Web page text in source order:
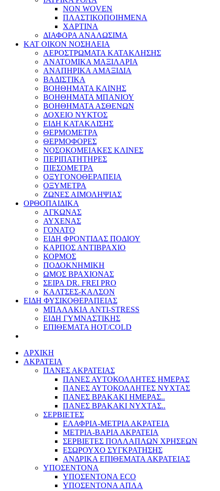
NON WOVEN
ΠΛΑΣΤΙΚΟΠΟΙΗΜΕΝΑ
ΧΑΡΤΙΝΑ
ΔΙΑΦΟΡΑ ΑΝΑΛΩΣΙΜΑ
ΚΑΤ ΟΙΚΟΝ ΝΟΣΗΛΕΙΑ
ΑΕΡΟΣΤΡΩΜΑΤΑ ΚΑΤΑΚΛΗΣΗΣ
ΑΝΑΤΟΜΙΚΑ ΜΑΞΙΛΑΡΙΑ
ΑΝΑΠΗΡΙΚΑ ΑΜΑΞΙΔΙΑ
ΒΑΔΙΣΤΙΚΑ
ΒΟΗΘΗΜΑΤΑ ΚΛΙΝΗΣ
ΒΟΗΘΗΜΑΤΑ ΜΠΑΝΙΟΥ
ΒΟΗΘΗΜΑΤΑ ΑΣΘΕΝΩΝ
ΔΟΧΕΙΟ ΝΥΚΤΟΣ
ΕΙΔΗ ΚΑΤΑΚΛΙΣΗΣ
ΘΕΡΜΟΜΕΤΡΑ
ΘΕΡΜΟΦΟΡΕΣ
ΝΟΣΟΚΟΜΕΙΑΚΕΣ ΚΛΙΝΕΣ
ΠΕΡΙΠΑΤΗΤΗΡΕΣ
ΠΙΕΣΟΜΕΤΡΑ
ΟΞΥΓΟΝΟΘΕΡΑΠΕΙΑ
ΟΞΥΜΕΤΡΑ
ΖΩΝΕΣ ΑΙΜΟΛΗΨΙΑΣ
ΟΡΘΟΠΑΙΔΙΚΑ
ΑΓΚΩΝΑΣ
ΑΥΧΕΝΑΣ
ΓΟΝΑΤΟ
ΕΙΔΗ ΦΡΟΝΤΙΔΑΣ ΠΟΔΙΟΥ
ΚΑΡΠΟΣ ΑΝΤΙΒΡΑΧΙΟ
ΚΟΡΜΟΣ
ΠΟΔΟΚΝΗΜΙΚΗ
ΩΜΟΣ ΒΡΑΧΙΟΝΑΣ
ΣΕΙΡΑ DR. FREI PRO
ΚΑΛΤΣΕΣ-ΚΑΛΣΟΝ
ΕΙΔΗ ΦΥΣΙΚΟΘΕΡΑΠΕΙΑΣ
ΜΠΑΛΑΚΙΑ ANTI-STRESS
ΕΙΔΗ ΓΥΜΝΑΣΤΙΚΗΣ
ΕΠΙΘΕΜΑΤΑ HOT/COLD
ΑΡΧΙΚΗ
ΑΚΡΑΤΕΙΑ
ΠΑΝΕΣ ΑΚΡΑΤΕΙΑΣ
ΠΑΝΕΣ ΑΥΤΟΚΟΛΛΗΤΕΣ ΗΜΕΡΑΣ
ΠΑΝΕΣ ΑΥΤΟΚΟΛΛΗΤΕΣ ΝΥΧΤΑΣ
ΠΑΝΕΣ ΒΡΑΚΑΚΙ ΗΜΕΡΑΣ..
ΠΑΝΕΣ ΒΡΑΚΑΚΙ ΝΥΧΤΑΣ..
ΣΕΡΒΙΕΤΕΣ
ΕΛΑΦΡΙΑ-ΜΕΤΡΙΑ ΑΚΡΑΤΕΙΑ
ΜΕΤΡΙΑ-ΒΑΡΙΑ ΑΚΡΑΤΕΙΑ
ΣΕΡΒΙΕΤΕΣ ΠΟΛΛΑΠΛΩΝ ΧΡΗΣΕΩΝ
ΕΣΩΡΟΥΧΟ ΣΥΓΚΡΑΤΗΣΗΣ
ΑΝΔΡΙΚΑ ΕΠΙΘΕΜΑΤΑ ΑΚΡΑΤΕΙΑΣ
ΥΠΟΣΕΝΤΟΝΑ
ΥΠΟΣΕΝΤΟΝΑ ECO
ΥΠΟΣΕΝΤΟΝΑ ΑΠΛΑ